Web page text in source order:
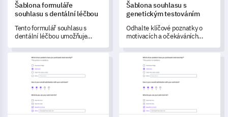
Šablona formuláře
souhlasu s dentální léčbou
Tento formulář souhlasu s
dentální léčbou umožňuje
porozumět historii vašeho
pacienta a získat jejich souhlas
s léčbou.
Šablona souhlasu s
genetickým testováním
Odhalte klíčové poznatky o
motivacích a očekáváních
genetického testování s tímto
komplexním formulářem
souhlasu.
Šablona průzkumu souhlasu s využitím zdravotnických dat
Šablona formuláře souhlasu